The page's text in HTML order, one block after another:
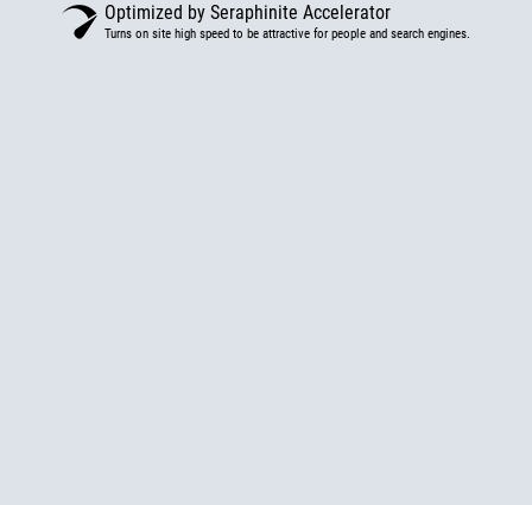
Optimized by Seraphinite Accelerator
Turns on site high speed to be attractive for people and search engines.